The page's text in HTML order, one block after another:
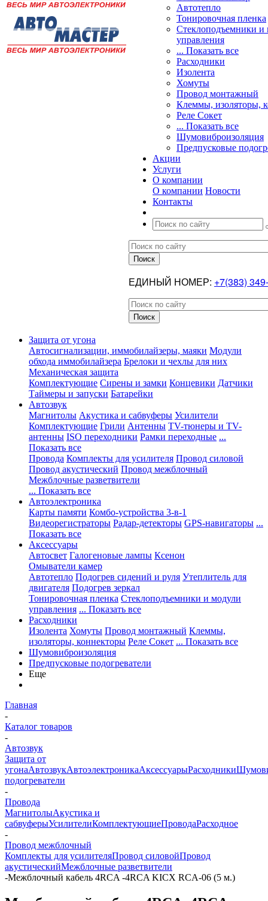
Автотепло
Тонировочная пленка
Стеклоподъемники и
управления
... Показать все
Расходники
Изолента
Хомуты
Провод монтажный
Клеммы, изоляторы,
Реле Сокет
... Показать все
Шумовиброизоляция
Предпусковые
Акции
Услуги
О компании
О компании Новости
Контакты
ЕДИНЫЙ НОМЕР: +7(383)
Защита от угона
Автосигнализации, иммобилайзеры, маяки Модули
обхода иммобилайзера Брелоки и чехлы для них
Механическая защита
Комплектующие Сирены и замки Концевики Датчики
Таймеры и запуски Батарейки
Автозвук
Магнитолы Акустика и сабвуферы Усилители
Комплектующие Грили Антенны TV-тюнеры и TV-
антенны ISO переходники Рамки переходные ...
Показать все
Провода Комплекты для усилителя Провод силовой
Провод акустический Провод межблочный
Межблочные разветвители
... Показать все
Автоэлектроника
Карты памяти Комбо-устройства 3-в-1
Видеорегистраторы Радар-детекторы GPS-навигаторы ...
Показать все
Аксессуары
Автосвет Галогеновые лампы Ксенон
Омыватели камер
Автотепло Подогрев сидений и руля Утеплитель для
двигателя Подогрев зеркал
Тонировочная пленка Стеклоподъемники и модули
управления ... Показать все
Расходники
Изолента Хомуты Провод монтажный Клеммы,
изоляторы, коннекторы Реле Сокет ... Показать все
Шумовиброизоляция
Предпусковые подогреватели
Еще
Главная
-
Каталог товаров
-
Автозвук
Защита от
угонаАвтозвукАвтоэлектроникаАксессуарыРасходники
подогреватели
-
Провода
МагнитолыАкустика и
сабвуферыУсилителиКомплектующиеПроводаРасходное
-
Провод межблочный
Комплекты для усилителяПровод силовойПровод
акустическийМежблочные разветвители
-Межблочный кабель 4RCA -4RCA KICX RCA-06 (5 м.)